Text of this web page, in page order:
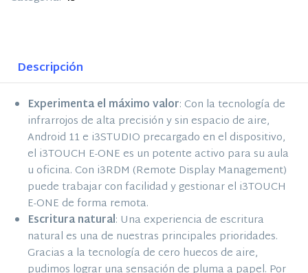
Descripción
Experimenta el máximo valor: Con la tecnología de
infrarrojos de alta precisión y sin espacio de aire,
Android 11 e i3STUDIO precargado en el dispositivo,
el i3TOUCH E-ONE es un potente activo para su aula
u oficina. Con i3RDM (Remote Display Management)
puede trabajar con facilidad y gestionar el i3TOUCH
E-ONE de forma remota.
Escritura natural: Una experiencia de escritura
natural es una de nuestras principales prioridades.
Gracias a la tecnología de cero huecos de aire,